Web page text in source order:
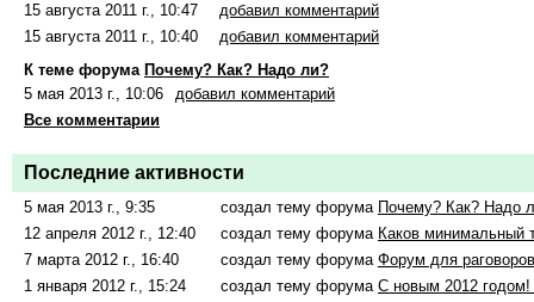
15 августа 2011 г., 10:47
добавил комментарий
15 августа 2011 г., 10:40
добавил комментарий
К теме форума Почему? Как? Надо ли?
5 мая 2013 г., 10:06
добавил комментарий
Все комментарии
Последние активности
5 мая 2013 г., 9:35 создал тему форума Почему? Как? Надо
12 апреля 2012 г., 12:40
создал тему форума Каков минимальный
7 марта 2012 г., 16:40
создал тему форума Форум для
1 января 2012 г., 15:24
создал тему форума С новым 2012